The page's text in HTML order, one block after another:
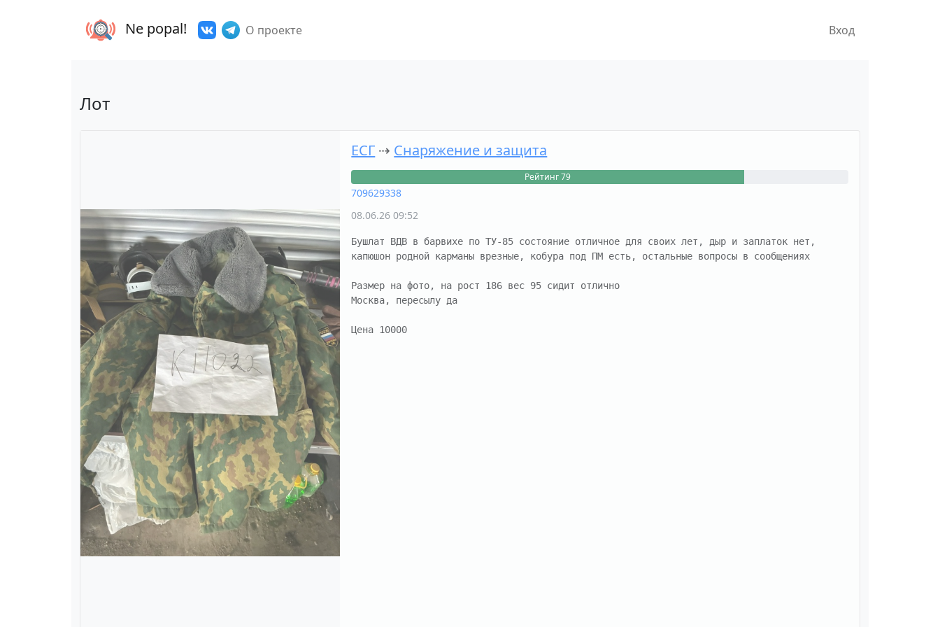
Ne popal! О проекте Вход
Лот
ЕСГ ⇢ Снаряжение и защита
Рейтинг 79
709629338
08.06.26 09:52
Бушлат ВДВ в барвихе по ТУ-85 состояние отличное для своих лет, дыр и заплаток нет,
капюшон родной карманы врезные, кобура под ПМ есть, остальные вопросы в сообщениях
Размер на фото, на рост 186 вес 95 сидит отлично
Москва, пересылу да
Цена 10000